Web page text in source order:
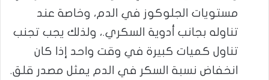
مستويات الجلوكوز في الدم، وخاصة عند
تناوله بجانب أدوية السكري.، ولذلك يجب تجنب
تناول كميات كبيرة في وقت واحد إذا كان
انخفاض نسبة السكر في الدم يمثل مصدر قلق.